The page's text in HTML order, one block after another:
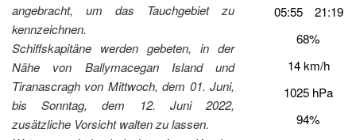
angebracht, um das Tauchgebiet zu
kennzeichnen.
Schiffskapitäne werden gebeten, in der
Nähe von Ballymacegan Island und
Tiranascragh von Mittwoch, dem 01. Juni,
bis Sonntag, dem 12. Juni 2022,
zusätzliche Vorsicht walten zu lassen.
05:55
21:19
68%
14 km/h
1025 hPa
94%